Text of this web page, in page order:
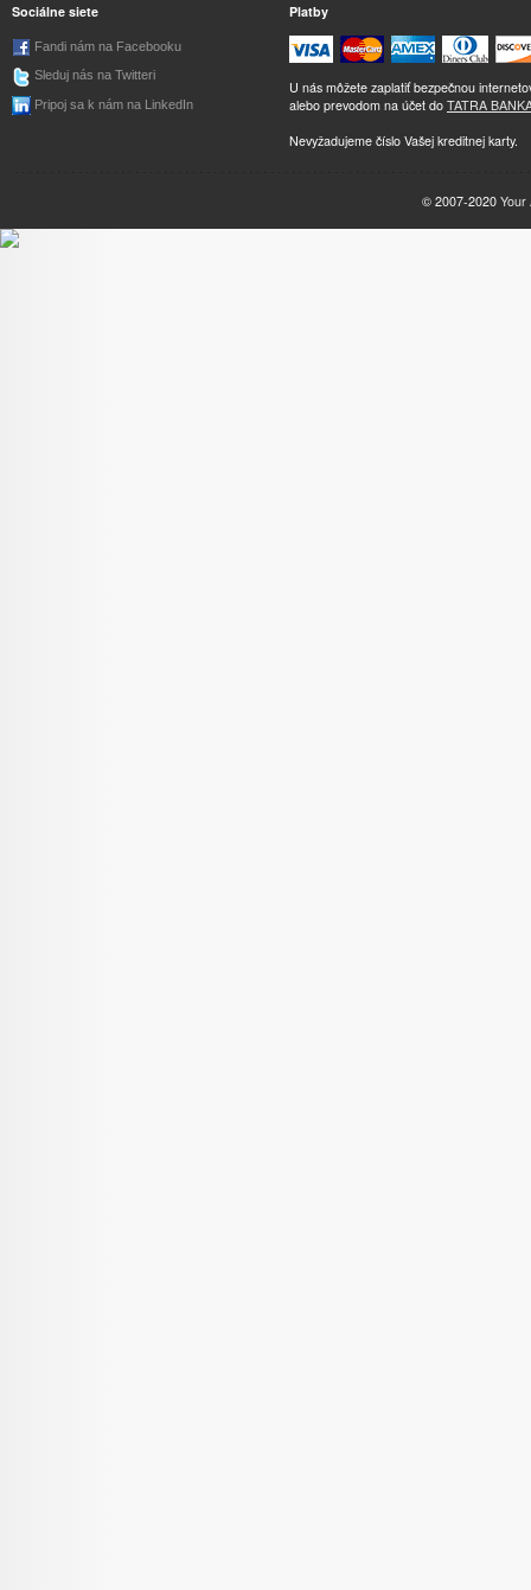
Sociálne siete
Fandi nám na Facebooku
Sleduj nás na Twitteri
Pripoj sa k nám na LinkedIn
Platby
U nás môžete zaplatiť bezpečnou
alebo prevodom na účet do TATRA
Nevyžadujeme číslo Vašej kreditnej karty.
© 2007-2020 Your